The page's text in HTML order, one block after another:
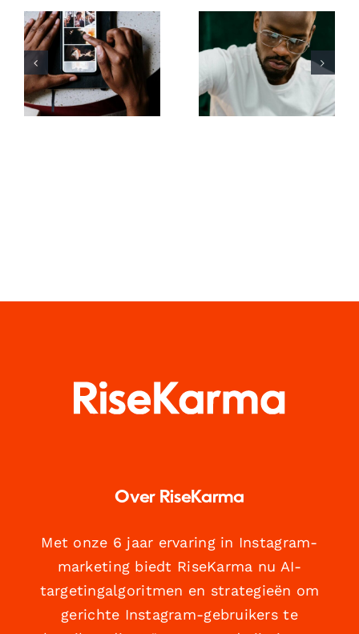
Top-Apps
zum
Animieren
von Fotos
für
ansprechende
Top 17 Tipps
zur
Verbesserung
des
Verständnisses
des TikTok-
Over RiseKarma
Met onze 6 jaar ervaring in Instagram-
marketing biedt RiseKarma nu AI-
targetingalgoritmen en strategieën om
gerichte Instagram-gebruikers te